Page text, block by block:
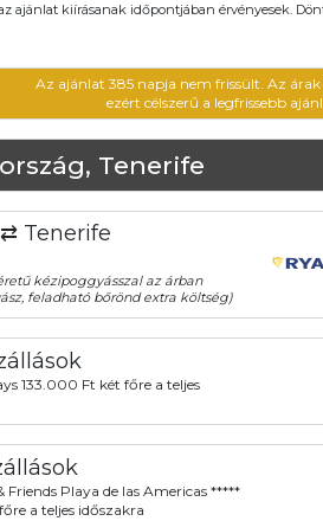
ajánlat kiírásanak időpontjában érvényesek.
Az ajánlat 385 napja nem frissült. Az
ezért célszerű a legfrissebb
Tenerife
Tenerife
kézipoggyásszal az árban
feladható bőrönd extra költség)
133.000 Ft két főre a teljes
Friends Playa de las Americas *****
a teljes időszakra